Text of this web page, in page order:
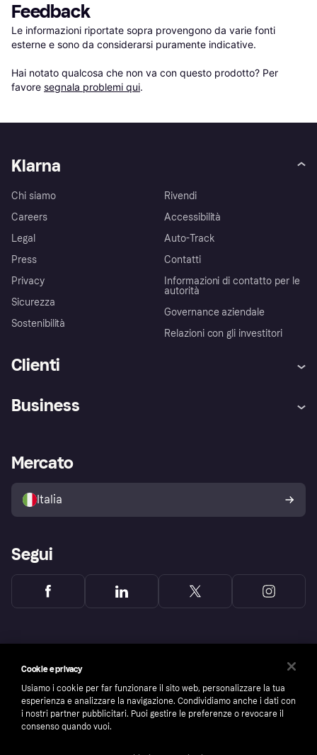
Feedback
Le informazioni riportate sopra provengono da varie fonti
esterne e sono da considerarsi puramente indicative.
Hai notato qualcosa che non va con questo prodotto? Per
favore segnala problemi qui.
Klarna
Chi siamo
Careers
Legal
Press
Privacy
Sicurezza
Sostenibilità
Rivendi
Accessibilità
Auto-Track
Contatti
Informazioni di contatto per le
autorità
Governance aziendale
Relazioni con gli investitori
Clienti
Assistenza
Esplora i negozi
Politica di protezione
dell'acquirente Klarna
Business
Accesso aziende
Mercato
Italia
Segui
Cookie e privacy
Usiamo i cookie per far funzionare il sito web, personalizzare la tua
esperienza e analizzare la navigazione. Condividiamo anche i dati con
i nostri partner pubblicitari. Puoi gestire le preferenze o revocare il
consenso quando vuoi.